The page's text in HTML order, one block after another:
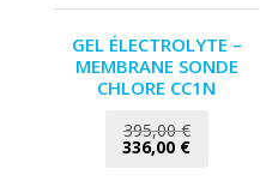
GEL ÉLECTROLYTE –
MEMBRANE SONDE
CHLORE CC1N
395,00€Le
prix
336,00 €Le